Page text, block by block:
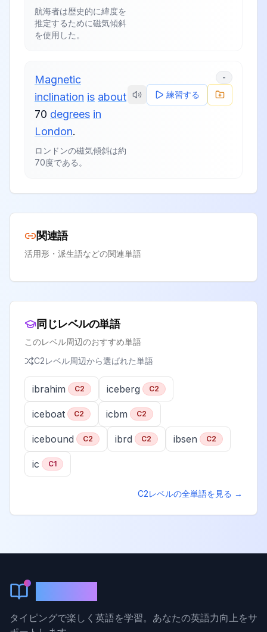
航海者は歴史的に緯度を
推定するために磁気傾斜
を使用した。
Magnetic
inclination is about
70 degrees in
London.
ロンドンの磁気傾斜は約
70度である。
-
練習する
関連語
活用形・派生語などの関連単語
同じレベルの単語
このレベル周辺のおすすめ単語
C2レベル周辺から選ばれた単語
ibrahim C2 iceberg C2
iceboat C2 icbm C2
icebound C2 ibrd C2 ibsen C2
ic C1
C2レベルの全単語を見る →
タイピングで楽しく英語を学習。あなたの英語力向上をサ